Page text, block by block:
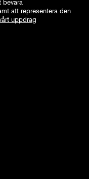
bevara
att representera den
uppdrag